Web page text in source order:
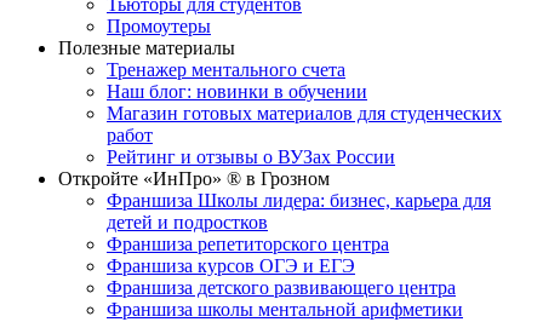
Тьюторы для студентов
Промоутеры
Полезные материалы
Тренажер ментального счета
Наш блог: новинки в обучении
Магазин готовых материалов для студенческих
работ
Рейтинг и отзывы о ВУЗах России
Откройте «ИнПро» ® в Грозном
Франшиза Школы лидера: бизнес, карьера для
детей и подростков
Франшиза репетиторского центра
Франшиза курсов ОГЭ и ЕГЭ
Франшиза детского развивающего центра
Франшиза школы ментальной арифметики